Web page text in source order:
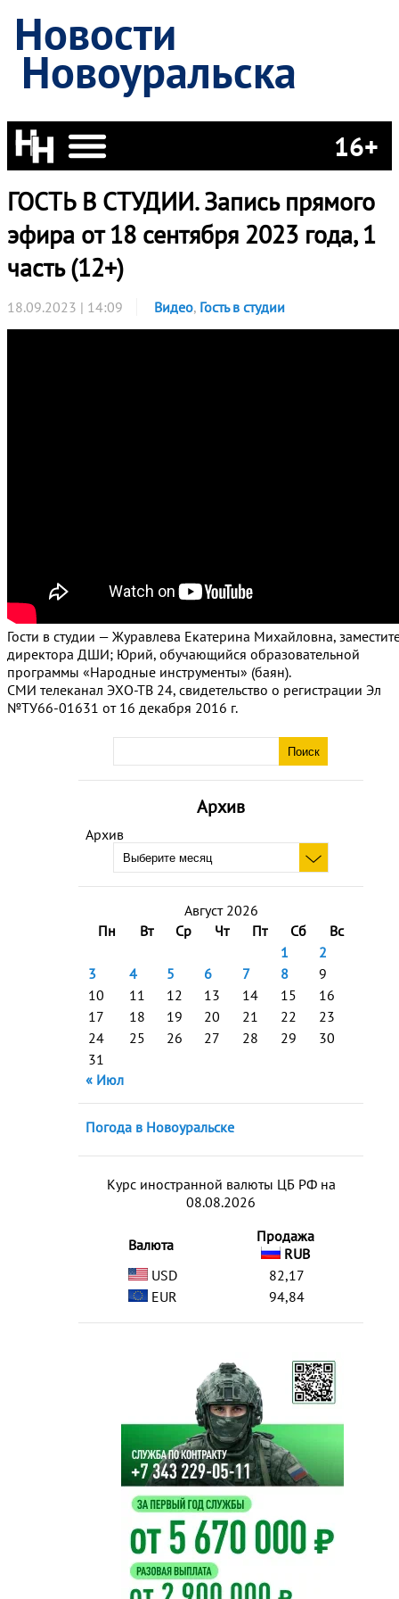
Новости
Новоуральска
16+
Архив
Архив
Август 2026
Пн
Вт Ср Чт Пт Сб
Вс
1
2
3
4 5 6 7 8
9
10
11 12 13 14 15
16
17
18 19 20 21 22
23
24
25 26 27 28 29
30
31
« Июл
Погода в Новоуральске
Курс иностранной валюты ЦБ РФ на
08.08.2026
Валюта
Продажа
RUB
USD
82,17
EUR
94,84
ГОСТЬ В СТУДИИ. Запись прямого
эфира от 18 сентября 2023 года, 1
часть (12+)
18.09.2023 | 14:09 Видео, Гость в студии
Гости в студии — Журавлева Екатерина Михайловна,
директора ДШИ; Юрий, обучающийся образовательной
программы «Народные инструменты» (баян).
СМИ телеканал ЭХО-ТВ 24, свидетельство о регистрации Эл
№ТУ66-01631 от 16 декабря 2016 г.